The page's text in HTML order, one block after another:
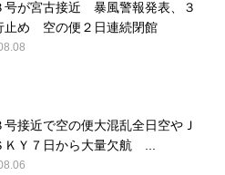
号が宮古接近 暴風警報発表、３
止め 空の便２日連続閉館
号接近で空の便大混乱全日空やＪ
ＫＹ７日から大量欠航 ...